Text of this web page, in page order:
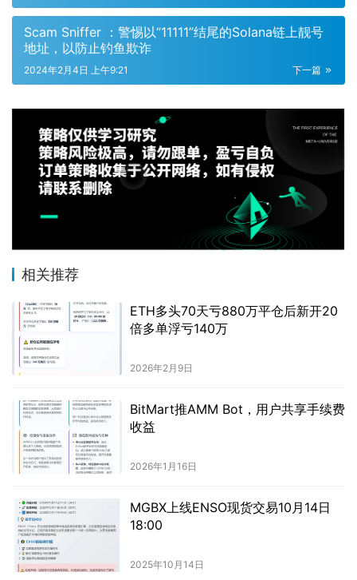
Scam Sniffer ：警惕以“11111”结尾的Solana链上靓号
地址，以防止钓鱼欺诈
下一篇
2024年2月4日 上午9:21
相关推荐
ETH多头70天亏880万平仓后新开20
倍多单浮亏140万
2026年2月9日
BitMart推AMM Bot，用户共享手续费
收益
2026年1月16日
MGBX上线ENSO现货交易10月14日
18:00
2025年10月14日